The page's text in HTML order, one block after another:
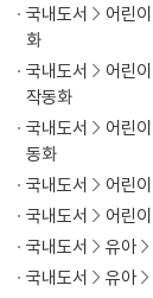
국내도서
어린이
화
국내도서
어린이
작동화
국내도서
어린이
동화
국내도서
어린이
국내도서
어린이
국내도서
유아
국내도서
유아